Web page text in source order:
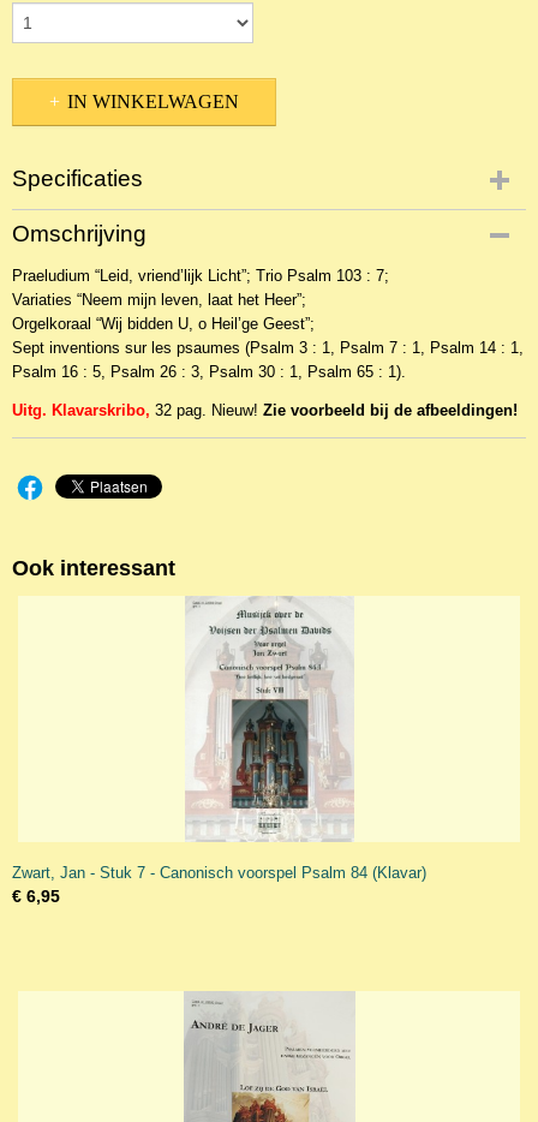
IN WINKELWAGEN
Specificaties
Productcode
18938
EAN code
KL 26838
Omschrijving
Praeludium “Leid, vriend’lijk Licht”; Trio Psalm 103 : 7;
Variaties “Neem mijn leven, laat het Heer”;
Orgelkoraal “Wij bidden U, o Heil’ge Geest”;
Sept inventions sur les psaumes (Psalm 3 : 1, Psalm 7 : 1, Psalm 14 : 1,
Psalm 16 : 5, Psalm 26 : 3, Psalm 30 : 1, Psalm 65 : 1).
Uitg. Klavarskribo, 32 pag. Nieuw! Zie voorbeeld bij de afbeeldingen!
Ook interessant
Zwart, Jan - Stuk 7 - Canonisch voorspel Psalm 84 (Klavar)
€ 6,95